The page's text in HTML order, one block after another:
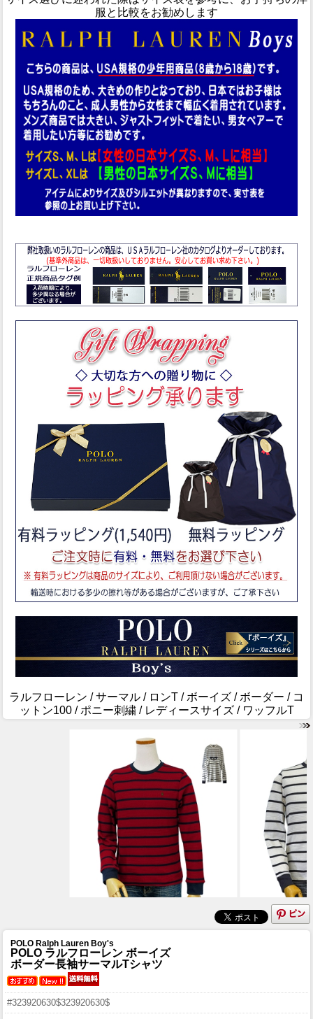
服と比較をお勧めします
ラルフローレン / サーマル / ロンT / ボーイズ / ボーダー / コ
ットン100 / ポニー刺繍 / レディースサイズ / ワッフルT
POLO Ralph Lauren Boy's
POLO ラルフローレン ボーイズ
ボーダー長袖サーマルTシャツ
#323920630$323920630$